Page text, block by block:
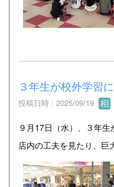
３年生が校外学習
投稿日時 : 2025/09/19
９月17日（水）、３年生
店内の工夫を見たり、巨